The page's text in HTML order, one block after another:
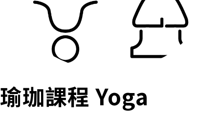
瑜珈課程 Yoga